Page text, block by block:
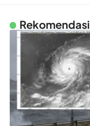
Rekomendasi